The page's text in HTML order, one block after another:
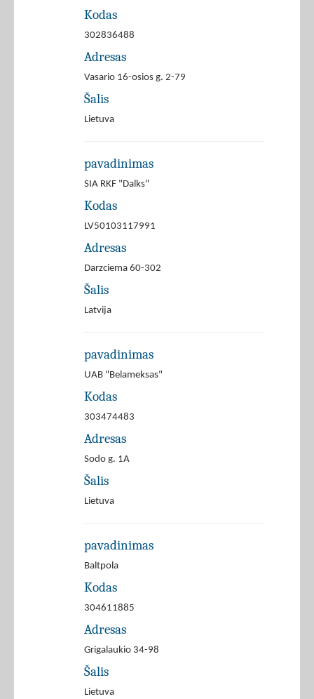
Kodas
302836488
Adresas
Vasario 16-osios g. 2-79
Šalis
Lietuva
pavadinimas
SIA RKF "Dalks"
Kodas
LV50103117991
Adresas
Darzciema 60-302
Šalis
Latvija
pavadinimas
UAB "Belameksas"
Kodas
303474483
Adresas
Sodo g. 1A
Šalis
Lietuva
pavadinimas
Baltpola
Kodas
304611885
Adresas
Grigalaukio 34-98
Šalis
Lietuva